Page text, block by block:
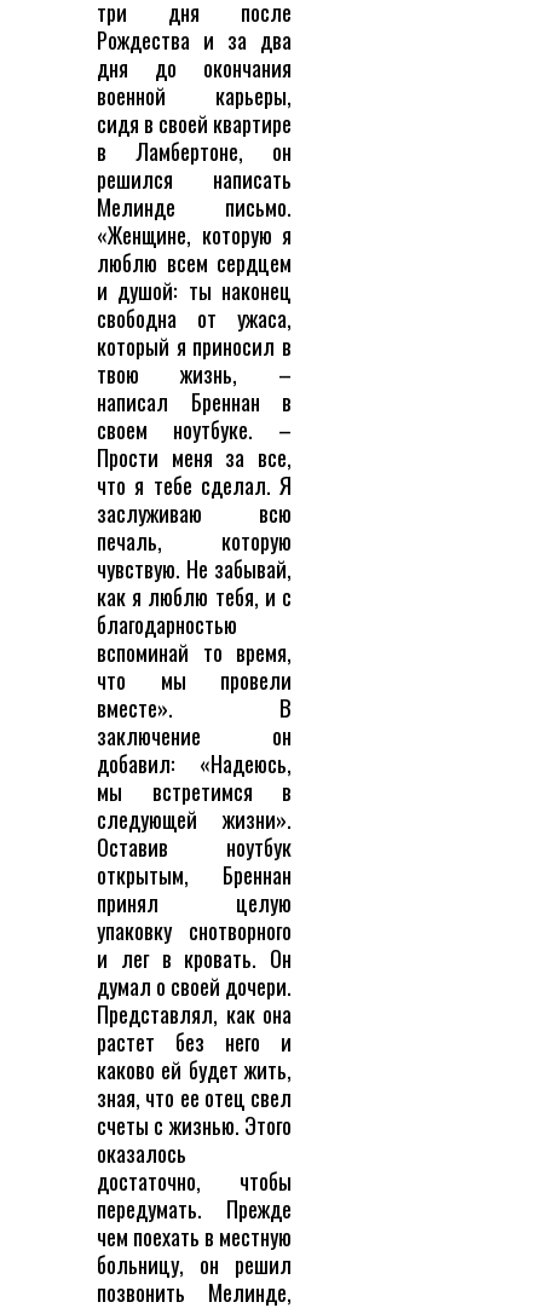
три дня после
Рождества и за два
дня до окончания
военной карьеры,
сидя в своей квартире
в Ламбертоне, он
решился написать
Мелинде письмо.
«Женщине, которую я
люблю всем сердцем
и душой: ты наконец
свободна от ужаса,
который я приносил в
твою жизнь, –
написал Бреннан в
своем ноутбуке. –
Прости меня за все,
что я тебе сделал. Я
заслуживаю всю
печаль, которую
чувствую. Не забывай,
как я люблю тебя, и с
благодарностью
вспоминай то время,
что мы провели
вместе». В
заключение он
добавил: «Надеюсь,
мы встретимся в
следующей жизни».
Оставив ноутбук
открытым, Бреннан
принял целую
упаковку снотворного
и лег в кровать. Он
думал о своей дочери.
Представлял, как она
растет без него и
каково ей будет жить,
зная, что ее отец свел
счеты с жизнью. Этого
оказалось
достаточно, чтобы
передумать. Прежде
чем поехать в местную
больницу, он решил
позвонить Мелинде,